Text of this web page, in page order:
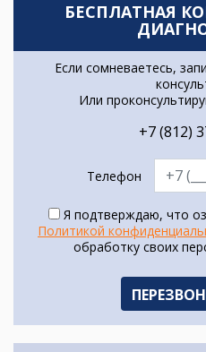
БЕСПЛАТНАЯ
Если сомневаетесь,
Или
+7 (812)
Телефон
Я подтверждаю, что
Политикой
обработку своих